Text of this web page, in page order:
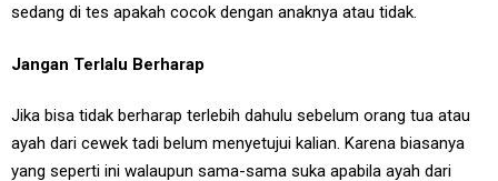
sedang di tes apakah cocok dengan anaknya atau tidak.
Jangan Terlalu Berharap
Jika bisa tidak berharap terlebih dahulu sebelum orang tua atau
ayah dari cewek tadi belum menyetujui kalian. Karena biasanya
yang seperti ini walaupun sama-sama suka apabila ayah dari